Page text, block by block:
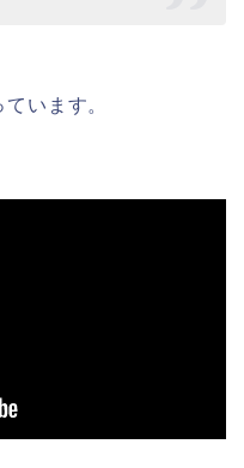
います。